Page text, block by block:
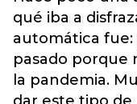
qué iba a
automática fue:
pasado porque
la pandemia.